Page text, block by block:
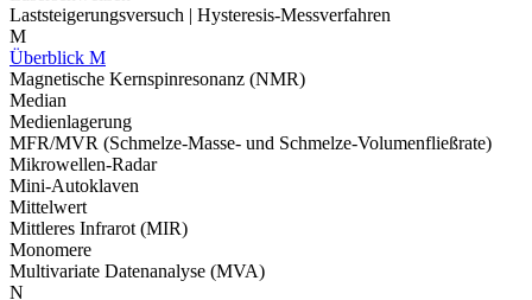
Laststeigerungsversuch | Hysteresis-Messverfahren
M
Überblick M
Magnetische Kernspinresonanz (NMR)
Median
Medienlagerung
MFR/MVR (Schmelze-Masse- und Schmelze-Volumenfließrate)
Mikrowellen-Radar
Mini-Autoklaven
Mittelwert
Mittleres Infrarot (MIR)
Monomere
Multivariate Datenanalyse (MVA)
N